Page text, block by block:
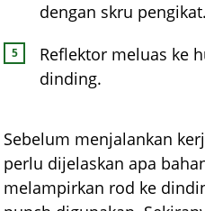
dengan skru pengikat.
Reflektor meluas ke
dinding.
Sebelum menjalankan
perlu dijelaskan apa
melampirkan rod ke